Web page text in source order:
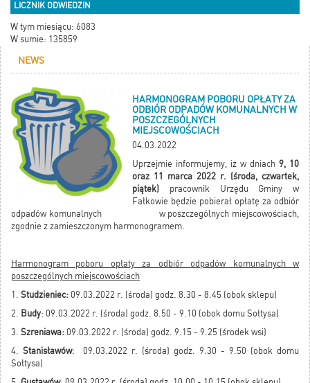
LICZNIK ODWIEDZIN
W tym miesiącu: 6083
W sumie: 135859
NEWS
HARMONOGRAM POBORU OPŁATY ZA
ODBIÓR ODPADÓW KOMUNALNYCH W
POSZCZEGÓLNYCH
MIEJSCOWOŚCIACH
04.03.2022
Uprzejmie informujemy, iż w dniach 9, 10
oraz 11 marca 2022 r. (środa, czwartek,
piątek) pracownik Urzędu Gminy w
Fałkowie będzie pobierał opłatę za odbiór
odpadów komunalnych w poszczególnych miejscowościach,
zgodnie z zamieszczonym harmonogramem.
Harmonogram poboru opłaty za odbiór odpadów komunalnych w
poszczególnych miejscowościach
1. Studzieniec: 09.03.2022 r. (środa) godz. 8.30 - 8.45 (obok sklepu)
2. Budy: 09.03.2022 r. (środa) godz. 8.50 - 9.10 (obok domu Sołtysa)
3. Szreniawa: 09.03.2022 r. (środa) godz. 9.15 - 9.25 (środek wsi)
4. Stanisławów: 09.03.2022 r. (środa) godz. 9.30 - 9.50 (obok domu
Sołtysa)